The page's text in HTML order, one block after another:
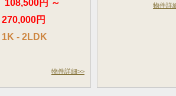
108,500円 ～
270,000円
1K - 2LDK
物件詳細>>
物件詳